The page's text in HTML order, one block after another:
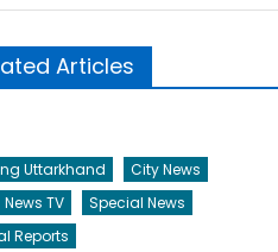
Articles
Uttarkhand
City News
News TV
Special News
Reports